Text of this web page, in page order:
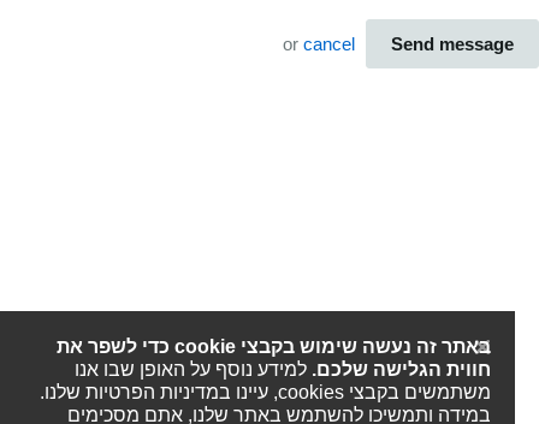
Send message
orcancel
באתר זה נעשה שימוש בקבצי cookie כדי לשפר את
חווית הגלישה שלכם.למידע נוסף על האופן שבו אנו
משתמשים בקבצי cookies, עיינו במדיניות הפרטיות שלנו.
במידה ותמשיכו להשתמש באתר שלנו, אתם מסכימים